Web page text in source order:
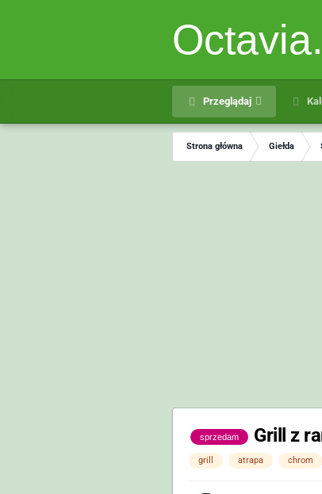
Przeglądaj
Strona główna Giełda
sprzedam Grill z
grill atrapa chrom